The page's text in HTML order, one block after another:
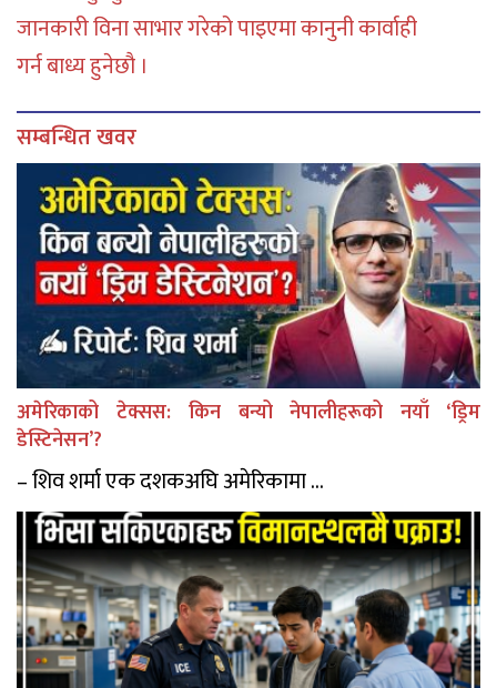
जानकारी विना साभार गरेको पाइएमा कानुनी कार्वाही
गर्न बाध्य हुनेछौ ।
सम्बन्धित खवर
अमेरिकाको टेक्सस: किन बन्यो नेपालीहरूको नयाँ ‘ड्रिम
डेस्टिनेसन’?
– शिव शर्मा एक दशकअघि अमेरिकामा ...